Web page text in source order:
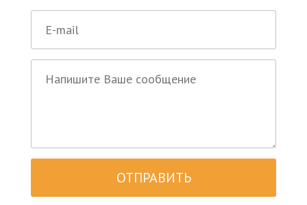
ОТПРАВИТЬ